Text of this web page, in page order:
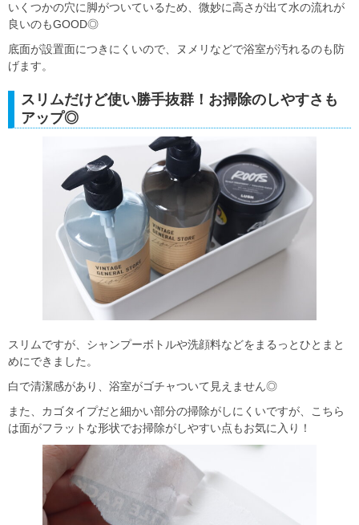
いくつかの穴に脚がついているため、微妙に高さが出て水の流れが
良いのもGOOD◎
底面が設置面につきにくいので、ヌメリなどで浴室が汚れるのも防
げます。
スリムだけど使い勝手抜群！お掃除のしやすさも
アップ◎
スリムですが、シャンプーボトルや洗顔料などをまるっとひとまと
めにできました。
白で清潔感があり、浴室がゴチャついて見えません◎
また、カゴタイプだと細かい部分の掃除がしにくいですが、こちら
は面がフラットな形状でお掃除がしやすい点もお気に入り！